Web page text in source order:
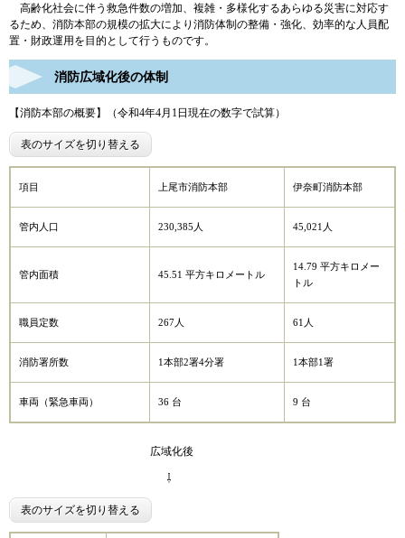
高齢化社会に伴う救急件数の増加、複雑・多様化するあらゆる災害に対応す
るため、消防本部の規模の拡大により消防体制の整備・強化、効率的な人員配
置・財政運用を目的として行うものです。
消防広域化後の体制
【消防本部の概要】（令和4年4月1日現在の数字で試算）
表のサイズを切り替える
項目 上尾市消防本部 伊奈町消防本部
管内人口 230,385人 45,021人
管内面積 45.51 平方キロメートル
14.79 平方キロメー
トル
職員定数 267人 61人
消防署所数 1本部2署4分署 1本部1署
車両（緊急車両） 36 台 9 台
広域化後
⇩
表のサイズを切り替える